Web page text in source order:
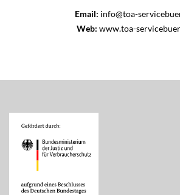
Email: info@toa-
Web: www.toa-